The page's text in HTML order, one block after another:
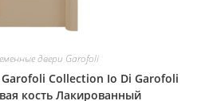
двери Garofoli
Collection Io Di Garofoli
кость Лакированный